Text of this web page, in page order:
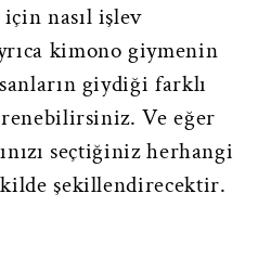
nasıl işlev
kimono giymenin
giydiği farklı
Ve eğer
seçtiğiniz herhangi
şekillendirecektir.